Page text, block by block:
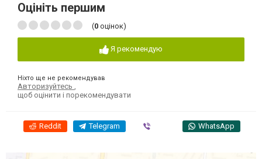
Оцініть першим
(0 оцінок)
Я рекомендую
Ніхто ще не рекомендував
Авторизуйтесь
щоб оцінити і порекомендувати
Reddit Telegram WhatsApp